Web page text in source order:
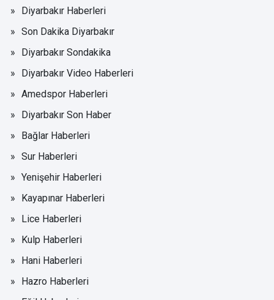
Diyarbakır Haberleri
Son Dakika Diyarbakır
Diyarbakır Sondakika
Diyarbakır Video Haberleri
Amedspor Haberleri
Diyarbakır Son Haber
Bağlar Haberleri
Sur Haberleri
Yenişehir Haberleri
Kayapınar Haberleri
Lice Haberleri
Kulp Haberleri
Hani Haberleri
Hazro Haberleri